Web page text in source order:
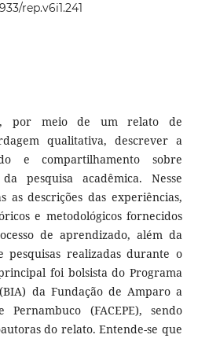
rep.v6i1.241
por meio de um relato de
qualitativa, descrever a
e compartilhamento sobre
pesquisa acadêmica. Nesse
as descrições das experiências,
e metodológicos fornecidos
de aprendizado, além da
pesquisas realizadas durante o
foi bolsista do Programa
da Fundação de Amparo a
(FACEPE), sendo
do relato. Entende-se que